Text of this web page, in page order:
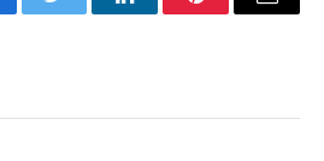
Twitter LinkedInPinterestEmail